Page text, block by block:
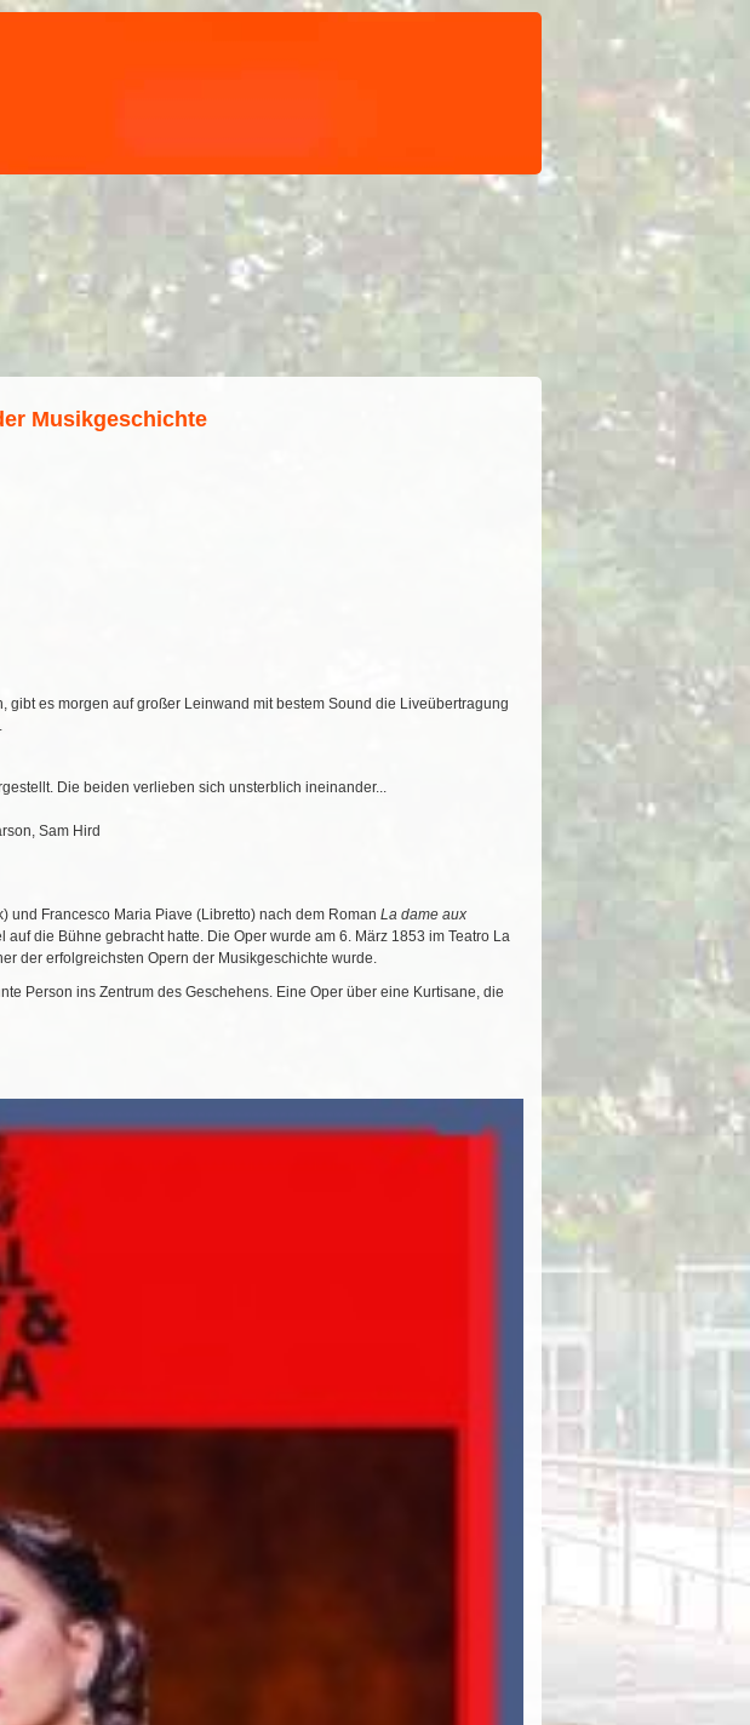
Musikgeschichte
es morgen auf großer Leinwand mit bestem Sound die Liveübertragung
Die beiden verlieben sich unsterblich ineinander...
Sam Hird
und Francesco Maria Piave (Libretto) nach dem Roman La dame aux
die Bühne gebracht hatte. Die Oper wurde am 6. März 1853 im Teatro La
der erfolgreichsten Opern der Musikgeschichte wurde.
Person ins Zentrum des Geschehens. Eine Oper über eine Kurtisane, die